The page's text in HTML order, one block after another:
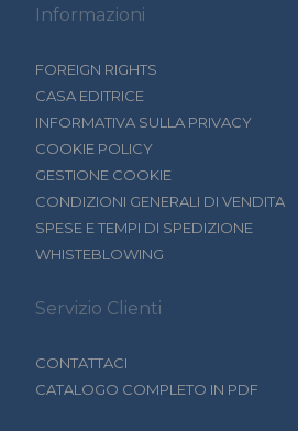
Informazioni
FOREIGN RIGHTS
CASA EDITRICE
INFORMATIVA SULLA PRIVACY
COOKIE POLICY
GESTIONE COOKIE
CONDIZIONI GENERALI DI VENDITA
SPESE E TEMPI DI SPEDIZIONE
WHISTEBLOWING
Servizio Clienti
CONTATTACI
CATALOGO COMPLETO IN PDF